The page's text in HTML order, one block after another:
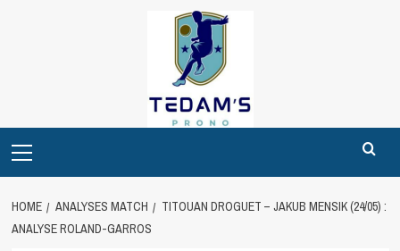
Menu
HOME ANALYSES MATCH
TITOUAN DROGUET – JAKUB MENSIK (24/05) :
ANALYSE ROLAND-GARROS